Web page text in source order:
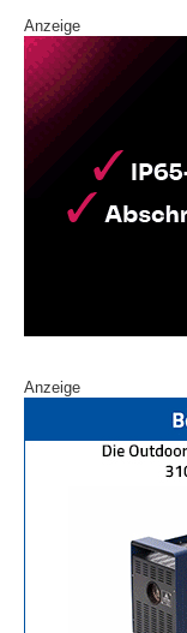
Anzeige
Anzeige